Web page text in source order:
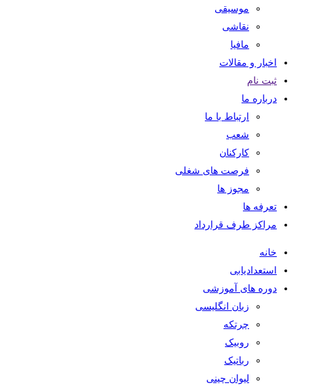
موسیقی
نقاشی
مافیا
اخبار و مقالات
ثبت نام
درباره ما
ارتباط با ما
شعب
کارکنان
فرصت های شغلی
مجوز ها
تعرفه ها
مراکز طرف قرارداد
خانه
استعدادیابی
دوره های آموزشی
زبان انگلیسی
چرتکه
روبیک
رباتیک
لیوان چینی